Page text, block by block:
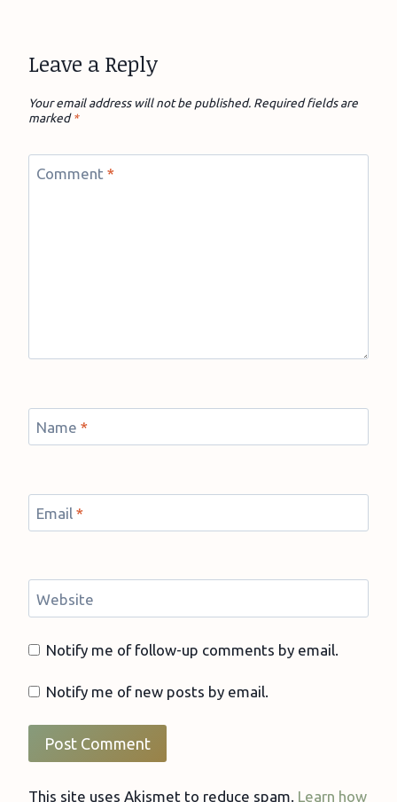
Leave a Reply
Your email address will not be published. Required fields are
marked*
Comment *
Name *
Email *
Website
Notify me of follow-up comments by email.
Notify me of new posts by email.
This site uses Akismet to reduce spam. Learn how